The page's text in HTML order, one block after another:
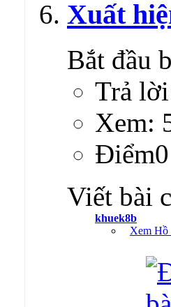
Xuất
Bắt đầu
Trả
Xem:
Viết bài
khuek8b
Xem Hồ